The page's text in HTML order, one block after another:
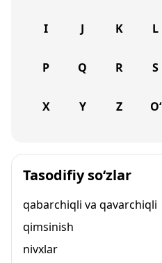
I J K L
P Q R S
X Y Z O‘
Tasodifiy so‘zlar
qabarchiqli va qavarchiqli
qimsinish
nivxlar